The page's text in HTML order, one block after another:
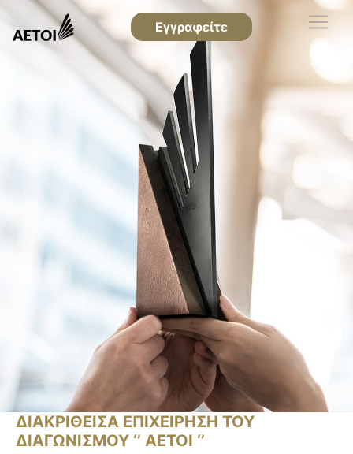
Εγγραφείτε
ΔΙΑΚΡΙΘΕΙΣΑ ΕΠΙΧΕΙΡΗΣΗ ΤΟΥ
ΔΙΑΓΩΝΙΣΜΟΥ ‘’ ΑΕΤΟΙ ‘’